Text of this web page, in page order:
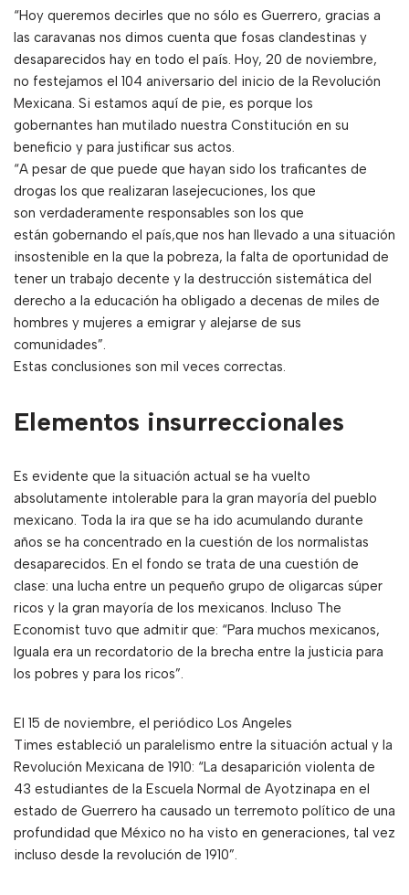
“Hoy queremos decirles que no sólo es Guerrero, gracias a
las caravanas nos dimos cuenta que fosas clandestinas y
desaparecidos hay en todo el país. Hoy, 20 de noviembre,
no festejamos el 104 aniversario del inicio de la Revolución
Mexicana. Si estamos aquí de pie, es porque los
gobernantes han mutilado nuestra Constitución en su
beneficio y para justificar sus actos.
“A pesar de que puede que hayan sido los traficantes de
drogas los que realizaran lasejecuciones, los que
son verdaderamente responsables son los que
están gobernando el país,que nos han llevado a una situación
insostenible en la que la pobreza, la falta de oportunidad de
tener un trabajo decente y la destrucción sistemática del
derecho a la educación ha obligado a decenas de miles de
hombres y mujeres a emigrar y alejarse de sus
comunidades”.
Estas conclusiones son mil veces correctas.
Elementos insurreccionales
Es evidente que la situación actual se ha vuelto
absolutamente intolerable para la gran mayoría del pueblo
mexicano. Toda la ira que se ha ido acumulando durante
años se ha concentrado en la cuestión de los normalistas
desaparecidos. En el fondo se trata de una cuestión de
clase: una lucha entre un pequeño grupo de oligarcas súper
ricos y la gran mayoría de los mexicanos. Incluso The
Economist tuvo que admitir que: “Para muchos mexicanos,
Iguala era un recordatorio de la brecha entre la justicia para
los pobres y para los ricos”.
El 15 de noviembre, el periódico Los Angeles
Times estableció un paralelismo entre la situación actual y la
Revolución Mexicana de 1910: “La desaparición violenta de
43 estudiantes de la Escuela Normal de Ayotzinapa en el
estado de Guerrero ha causado un terremoto político de una
profundidad que México no ha visto en generaciones, tal vez
incluso desde la revolución de 1910”.